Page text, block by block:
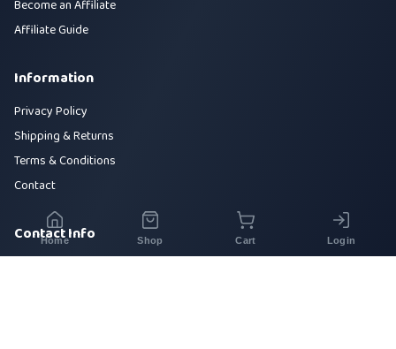
Become an Affiliate
Affiliate Guide
Information
Privacy Policy
Shipping & Returns
Terms & Conditions
Contact
Contact Info
Home Shop Cart Login